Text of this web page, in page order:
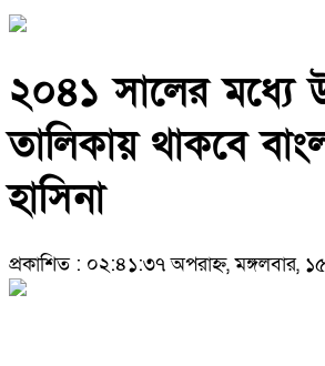
২০৪১ সালের মধ্যে
তালিকায় থাকবে
হাসিনা
প্রকাশিত : ০২:৪১:৩৭ অপরাহ্ন, মঙ্গলবার,